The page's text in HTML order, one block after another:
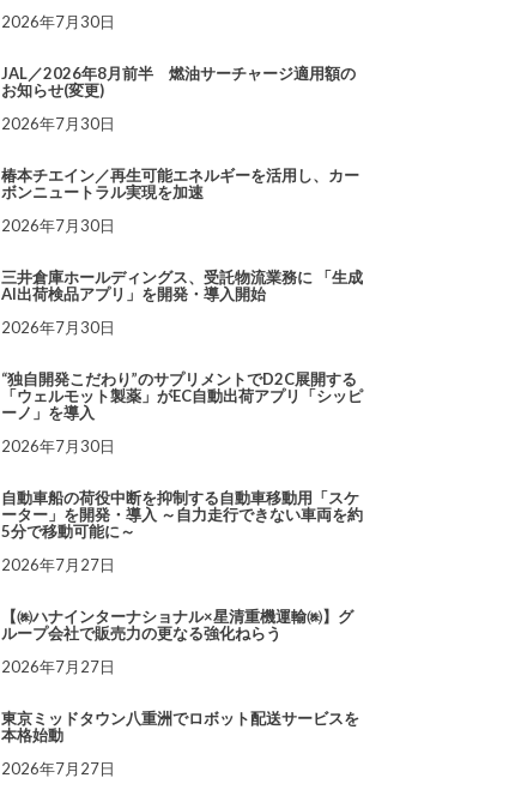
2026年7月30日
JAL／2026年8月前半 燃油サーチャージ適用額の
お知らせ(変更)
2026年7月30日
椿本チエイン／再生可能エネルギーを活用し、カー
ボンニュートラル実現を加速
2026年7月30日
三井倉庫ホールディングス、受託物流業務に 「生成
AI出荷検品アプリ」を開発・導入開始
2026年7月30日
“独自開発こだわり”のサプリメントでD2C展開する
「ウェルモット製薬」がEC自動出荷アプリ「シッピ
ーノ」を導入
2026年7月30日
自動車船の荷役中断を抑制する自動車移動用「スケ
ーター」を開発・導入 ～自力走行できない車両を約
5分で移動可能に～
2026年7月27日
【㈱ハナインターナショナル×星清重機運輸㈱】グ
ループ会社で販売力の更なる強化ねらう
2026年7月27日
東京ミッドタウン八重洲でロボット配送サービスを
本格始動
2026年7月27日